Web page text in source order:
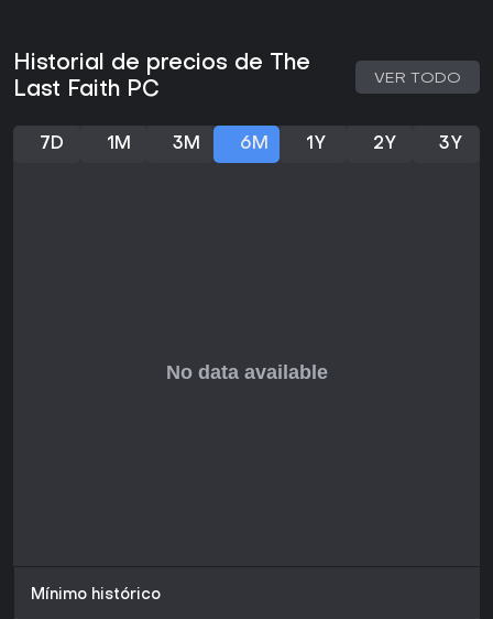
buscan desafíos brutales pero justos en formato single-
player. Los novatos en el estilo podrían notar una curva de
dificultad pronunciada, pero los jugadores dedicados
mundo.
Historial de precios de The
Last Faith PC
VER TODO
7D 1M 3M 6M 1Y 2Y 3Y
Mínimo histórico